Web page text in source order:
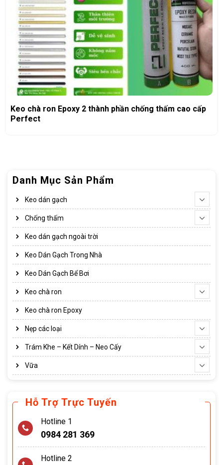
Danh Mục Sản Phẩm
Keo dán gạch
Chống thấm
Keo dán gạch ngoài trời
Keo Dán Gạch Trong Nhà
Keo Dán Gạch Bể Bơi
Keo chà ron
Keo chà ron Epoxy
Nẹp các loại
Trám Khe – Kết Dính – Neo Cấy
Vữa
Hỗ Trợ Trực Tuyến
Hotline 1
0984 281 369
Hotline 2
Keo chà ron Epoxy 2 thành phần chống thấm cao cấp
Perfect